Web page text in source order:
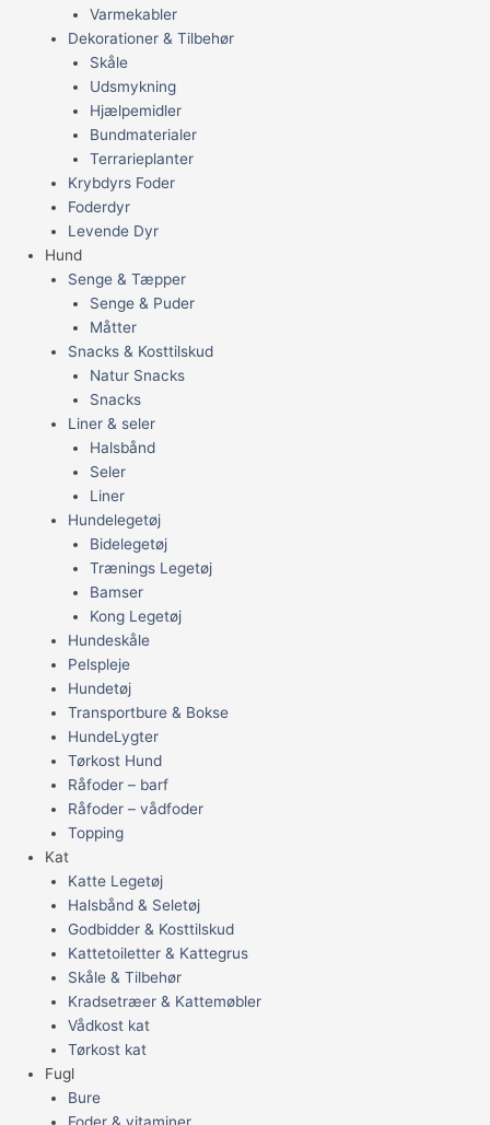
Varmekabler
Dekorationer & Tilbehør
Skåle
Udsmykning
Hjælpemidler
Bundmaterialer
Terrarieplanter
Krybdyrs Foder
Foderdyr
Levende Dyr
Hund
Senge & Tæpper
Senge & Puder
Måtter
Snacks & Kosttilskud
Natur Snacks
Snacks
Liner & seler
Halsbånd
Seler
Liner
Hundelegetøj
Bidelegetøj
Trænings Legetøj
Bamser
Kong Legetøj
Hundeskåle
Pelspleje
Hundetøj
Transportbure & Bokse
HundeLygter
Tørkost Hund
Råfoder – barf
Råfoder – vådfoder
Topping
Kat
Katte Legetøj
Halsbånd & Seletøj
Godbidder & Kosttilskud
Kattetoiletter & Kattegrus
Skåle & Tilbehør
Kradsetræer & Kattemøbler
Vådkost kat
Tørkost kat
Fugl
Bure
Foder & vitaminer